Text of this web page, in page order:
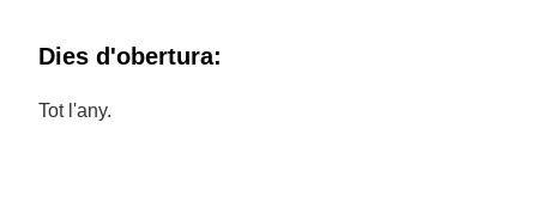
Dies d'obertura:
Tot l'any.